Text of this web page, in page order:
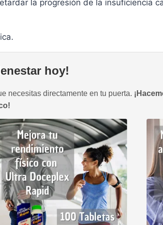
la progresión de la insuficiencia
hoy!
necesitas directamente en tu puerta.